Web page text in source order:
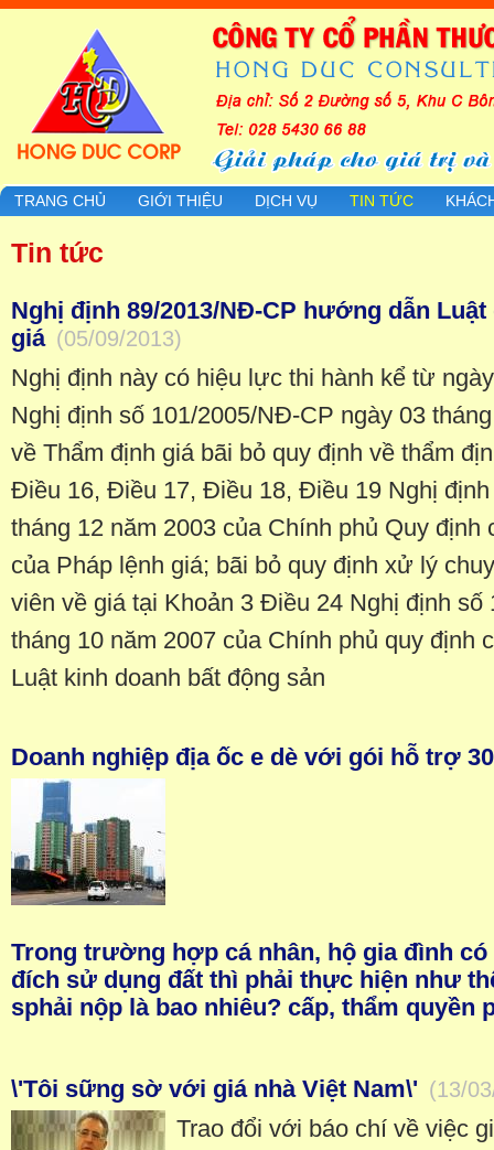
TRANG CHỦ GIỚI THIỆU DỊCH VỤ TIN TỨC
Tin tức
Nghị định 89/2013/NĐ-CP hướng dẫn
giá (05/09/2013)
Nghị định này có hiệu lực thi hành kể từ
Nghị định số 101/2005/NĐ-CP ngày 03
về Thẩm định giá bãi bỏ quy định về thẩm
Điều 16, Điều 17, Điều 18, Điều 19 Nghị
tháng 12 năm 2003 của Chính phủ Quy định
của Pháp lệnh giá; bãi bỏ quy định xử lý
viên về giá tại Khoản 3 Điều 24 Nghị định
tháng 10 năm 2007 của Chính phủ quy định
Luật kinh doanh bất động sản
Doanh nghiệp địa ốc e dè với gói hỗ trợ
Trong trường hợp cá nhân, hộ gia đình
đích sử dụng đất thì phải thực hiện như
sphải nộp là bao nhiêu? cấp, thẩm quyền
\'Tôi sững sờ với giá nhà Việt Nam\' (13/
Trao đổi với báo chí về việc